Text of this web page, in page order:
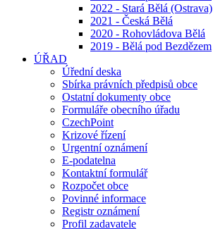
2022 - Stará Bělá (Ostrava)
2021 - Česká Bělá
2020 - Rohovládova Bělá
2019 - Bělá pod Bezdězem
ÚŘAD
Úřední deska
Sbírka právních předpisů obce
Ostatní dokumenty obce
Formuláře obecního úřadu
CzechPoint
Krizové řízení
Urgentní oznámení
E-podatelna
Kontaktní formulář
Rozpočet obce
Povinné informace
Registr oznámení
Profil zadavatele